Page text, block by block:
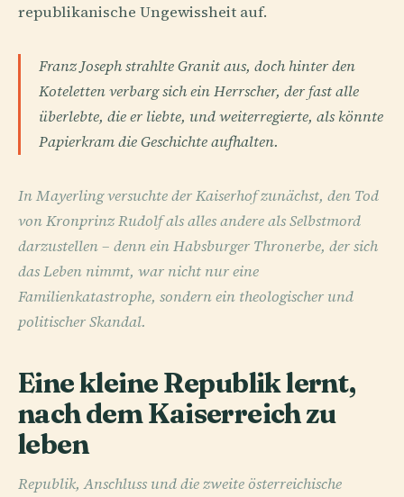
republikanische Ungewissheit auf.
Franz Joseph strahlte Granit aus, doch hinter den
Koteletten verbarg sich ein Herrscher, der fast alle
überlebte, die er liebte, und weiterregierte, als könnte
Papierkram die Geschichte aufhalten.
In Mayerling versuchte der Kaiserhof zunächst, den Tod
von Kronprinz Rudolf als alles andere als Selbstmord
darzustellen – denn ein Habsburger Thronerbe, der sich
das Leben nimmt, war nicht nur eine
Familienkatastrophe, sondern ein theologischer und
politischer Skandal.
Eine kleine Republik lernt,
nach dem Kaiserreich zu
leben
Republik, Anschluss und die zweite österreichische